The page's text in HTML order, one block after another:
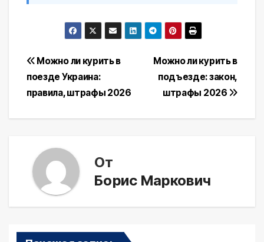
Навигация
по
записям
Можно ли курить в
подъезде: закон,
штрафы 2026
Можно ли курить в
поезде Украина:
правила, штрафы 2026
От
Борис Маркович